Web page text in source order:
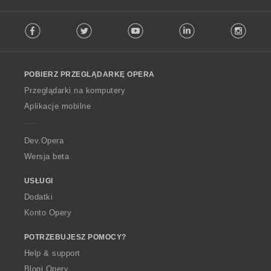
o
w
O
p
a
Facebook Twitter Youtube LinkedIn
POBIERZ PRZEGLĄDARKĘ OPERA
Przeglądarki na komputery
Aplikacje mobilne
Dev.Opera
Wersja beta
USŁUGI
Dodatki
Konto Opery
POTRZEBUJESZ POMOCY?
Help & support
Blogi Opery